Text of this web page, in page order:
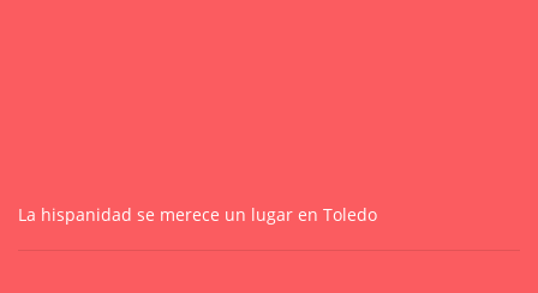
La hispanidad se merece un lugar en Toledo